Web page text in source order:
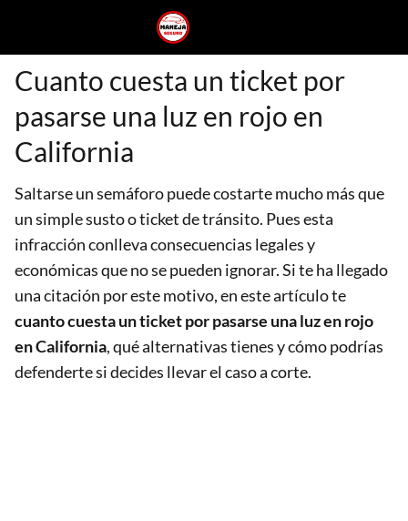
Cuanto cuesta un ticket por
pasarse una luz en rojo en
California
Saltarse un semáforo puede costarte mucho más que
un simple susto o ticket de tránsito. Pues esta
infracción conlleva consecuencias legales y
económicas que no se pueden ignorar. Si te ha llegado
una citación por este motivo, en este artículo te
cuanto cuesta un ticket por pasarse una luz en rojo
en California, qué alternativas tienes y cómo podrías
defenderte si decides llevar el caso a corte.